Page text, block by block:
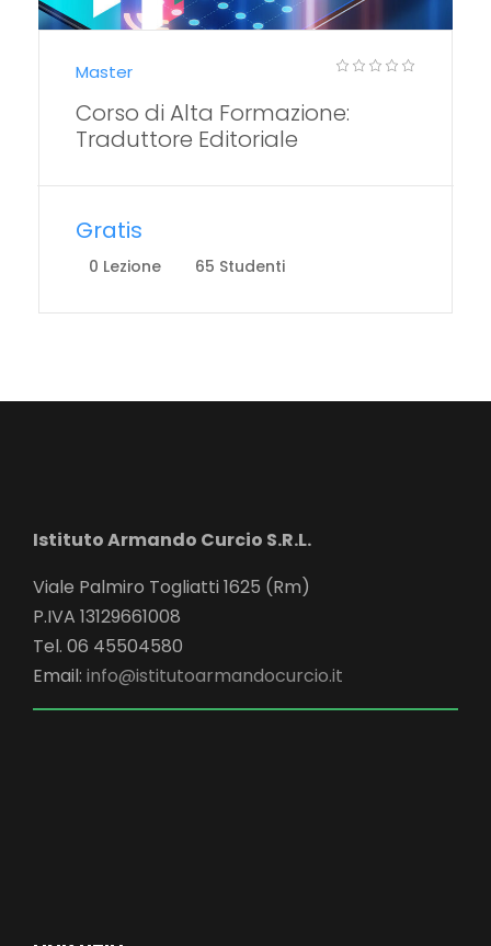
Master
Corso di Alta Formazione:
Traduttore Editoriale
Gratis
0 Lezione 65 Studenti
Istituto Armando Curcio S.R.L.
Viale Palmiro Togliatti 1625 (Rm)
P.IVA 13129661008
Tel. 06 45504580
Email: info@istitutoarmandocurcio.it